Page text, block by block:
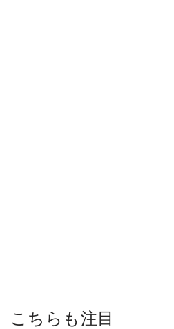
こちらも注目